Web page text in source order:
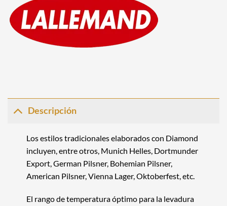
Descripción
Los estilos tradicionales elaborados con Diamond
incluyen, entre otros, Munich Helles, Dortmunder
Export, German Pilsner, Bohemian Pilsner,
American Pilsner, Vienna Lager, Oktoberfest, etc.
El rango de temperatura óptimo para la levadura